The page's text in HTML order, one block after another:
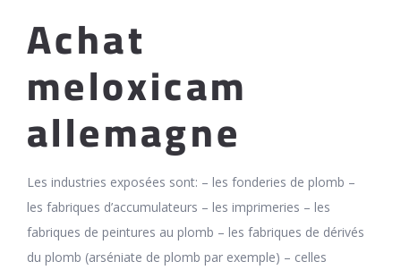
Achat
meloxicam
allemagne
Les industries exposées sont: – les fonderies de plomb –
les fabriques d’accumulateurs – les imprimeries – les
fabriques de peintures au plomb – les fabriques de dérivés
du plomb (arséniate de plomb par exemple) – celles